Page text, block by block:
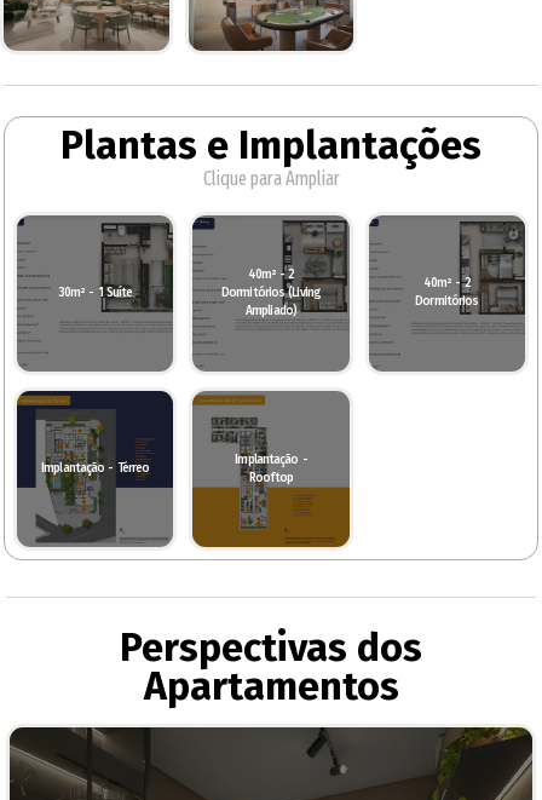
Plantas e Implantações
Clique para Ampliar
30m² - 1 Suíte
40m² - 2
Dormitórios (Living
Ampliado)
40m² - 2
Dormitórios
Implantação - Térreo
Implantação -
Rooftop
Perspectivas dos
Apartamentos